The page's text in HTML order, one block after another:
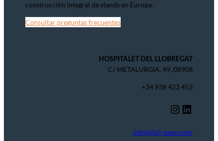
construcción integral de stands en Europa.
Consultar preguntas frecuentes
HOSPITALET DEL LLOBREGAT
C/ METALURGIA, 49, 08908
+34 938 423 453
Instagram LinkedIn
info@full-expo.com